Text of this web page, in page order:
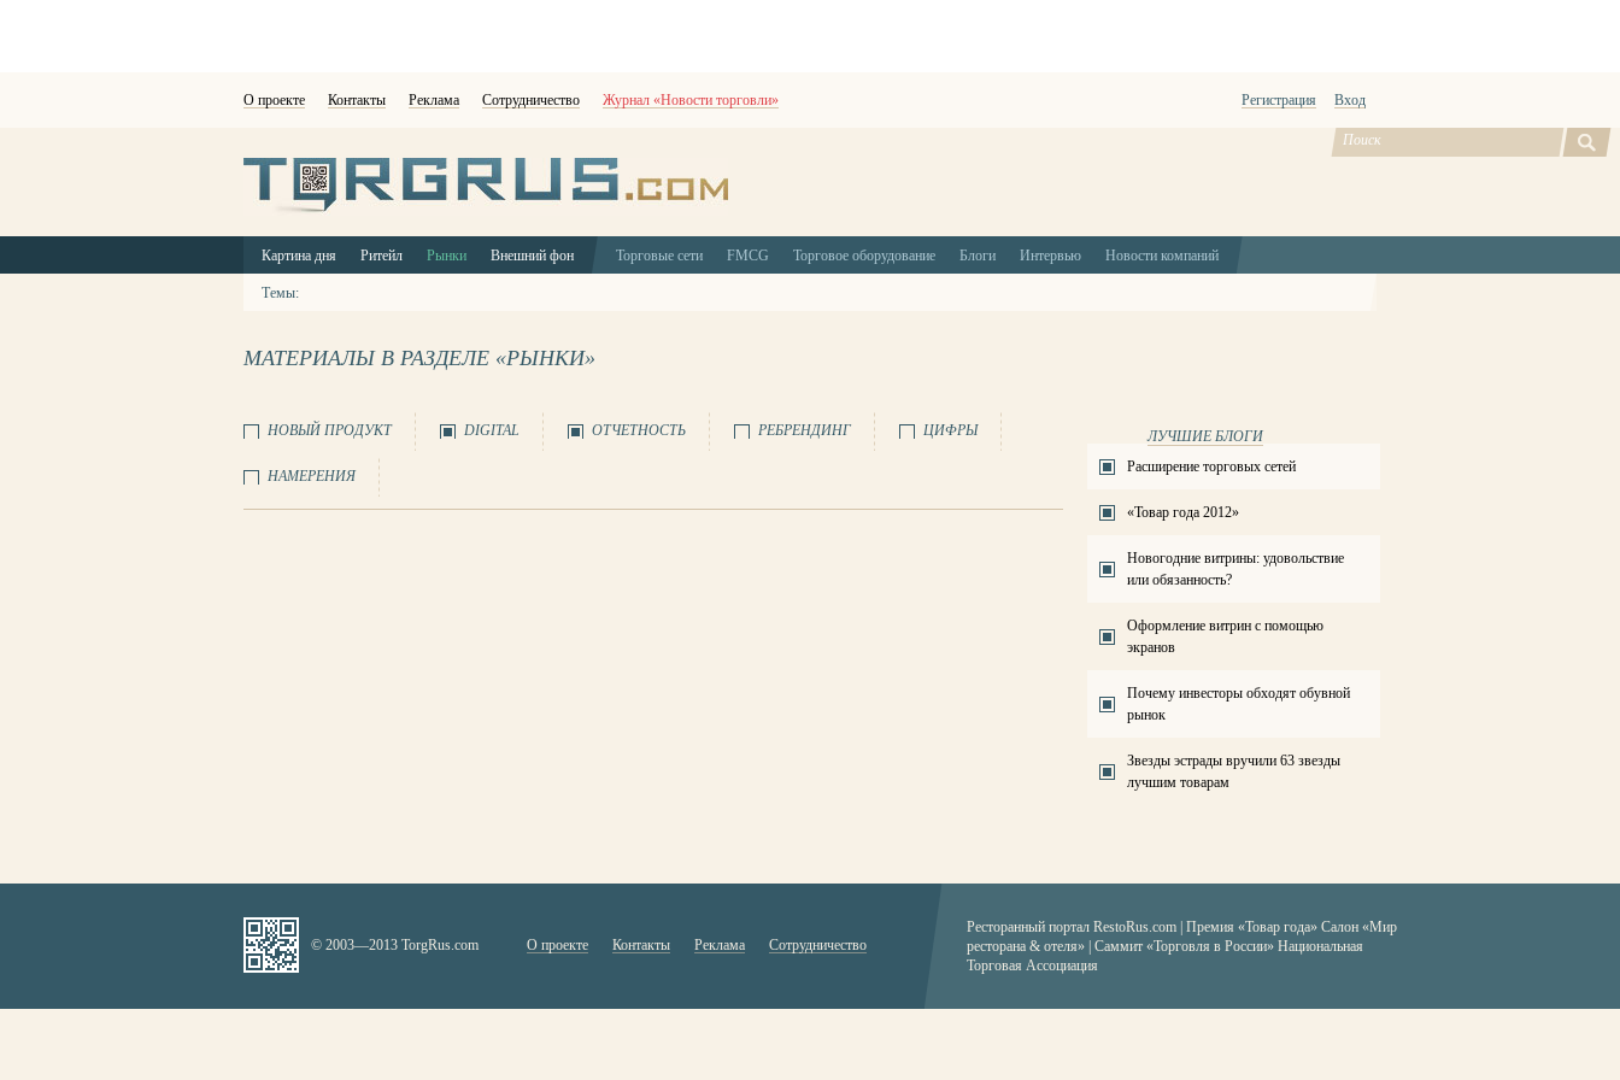
О проекте Контакты Реклама Сотрудничество Журнал «Новости торговли» Регистрация Вход
Картина дня Ритейл Рынки Внешний фон Торговые сети FMCG Торговое оборудование Блоги Интервью Новости компаний
Темы:
МАТЕРИАЛЫ В РАЗДЕЛЕ «РЫНКИ»
НОВЫЙ ПРОДУКТ DIGITAL ОТЧЕТНОСТЬ РЕБРЕНДИНГ ЦИФРЫ
НАМЕРЕНИЯ
ЛУЧШИЕ БЛОГИ
Расширение торговых сетей
«Товар года 2012»
Новогодние витрины: удовольствие
или обязанность?
Оформление витрин с помощью
экранов
Почему инвесторы обходят обувной
рынок
Звезды эстрады вручили 63 звезды
лучшим товарам
© 2003—2013 TorgRus.com О проекте Контакты Реклама Сотрудничество
Ресторанный портал RestoRus.com Премия «Товар года» Салон «Мир
ресторана & отеля» | Саммит «Торговля в России» Национальная
Торговая Ассоциация